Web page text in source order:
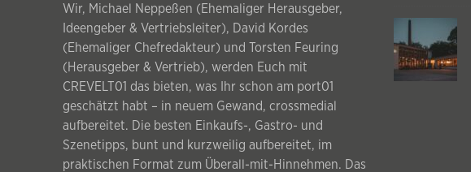
Wir, Michael Neppeßen (Ehemaliger Herausgeber,
Ideengeber & Vertriebsleiter), David Kordes
(Ehemaliger Chefredakteur) und Torsten Feuring
(Herausgeber & Vertrieb), werden Euch mit
CREVELT01 das bieten, was Ihr schon am port01
geschätzt habt – in neuem Gewand, crossmedial
aufbereitet. Die besten Einkaufs-, Gastro- und
Szenetipps, bunt und kurzweilig aufbereitet, im
praktischen Format zum Überall-mit-Hinnehmen. Das